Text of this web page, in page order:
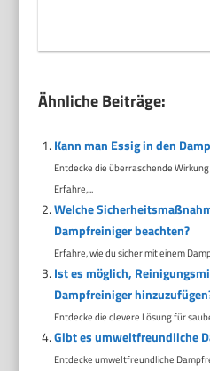
Ähnliche Beiträge:
Kann man Essig in den
Entdecke die überraschende
Erfahre,...
Welche
Dampfreiniger beachten?
Erfahre, wie du sicher mit einem
Ist es möglich,
Dampfreiniger
Entdecke die clevere Lösung für
Gibt es umweltfreundliche
Entdecke umweltfreundliche